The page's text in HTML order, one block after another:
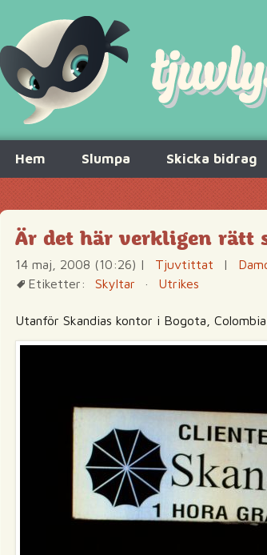
innehåll
Hem Slumpa Skicka bidrag
Är det här verkligen rätt
14 maj, 2008 (10:26) | Tjuvtittat |
Etiketter:
Skyltar · Utrikes
Utanför Skandias kontor i Bogota, Colombia